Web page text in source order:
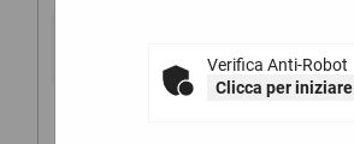
Verifica Anti-Robot
Clicca per iniziare
appaltante :